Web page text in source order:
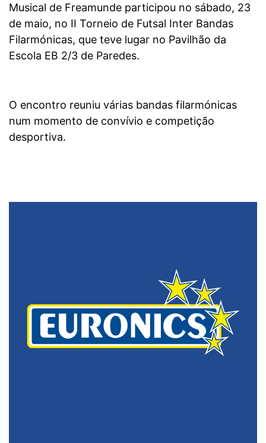
Musical de Freamunde participou no sábado, 23
de maio, no II Torneio de Futsal Inter Bandas
Filarmónicas, que teve lugar no Pavilhão da
Escola EB 2/3 de Paredes.
O encontro reuniu várias bandas filarmónicas
num momento de convívio e competição
desportiva.